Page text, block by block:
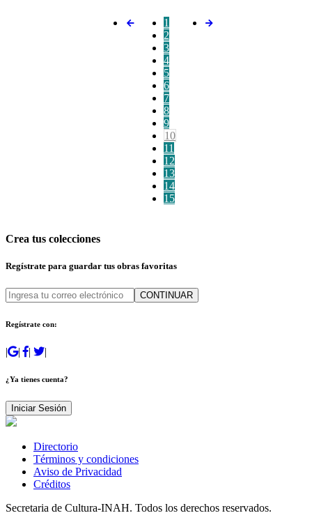
1
2
3
4
5
6
7
8
9
10
11
12
13
14
15
Crea tus colecciones
Regístrate para guardar tus obras favoritas
CONTINUAR
Regístrate con:
| | | |
¿Ya tienes cuenta?
Iniciar Sesión
Directorio
Términos y condiciones
Aviso de Privacidad
Créditos
Secretaria de Cultura-INAH. Todos los derechos reservados.